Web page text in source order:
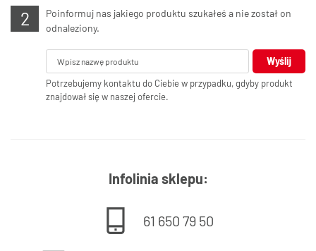
Poinformuj nas jakiego produktu szukałeś a nie został on
odnaleziony.
Wyślij
Potrzebujemy kontaktu do Ciebie w przypadku, gdyby produkt
znajdował się w naszej ofercie.
Infolinia sklepu:
61 650 79 50